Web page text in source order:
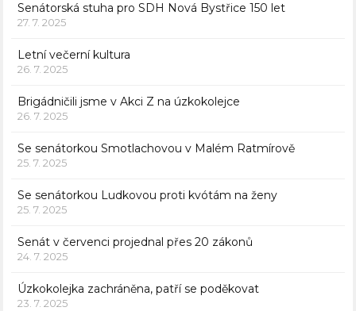
Senátorská stuha pro SDH Nová Bystřice 150 let
27. 7. 2025
Letní večerní kultura
26. 7. 2025
Brigádničili jsme v Akci Z na úzkokolejce
26. 7. 2025
Se senátorkou Smotlachovou v Malém Ratmírově
25. 7. 2025
Se senátorkou Ludkovou proti kvótám na ženy
25. 7. 2025
Senát v červenci projednal přes 20 zákonů
24. 7. 2025
Úzkokolejka zachráněna, patří se poděkovat
23. 7. 2025